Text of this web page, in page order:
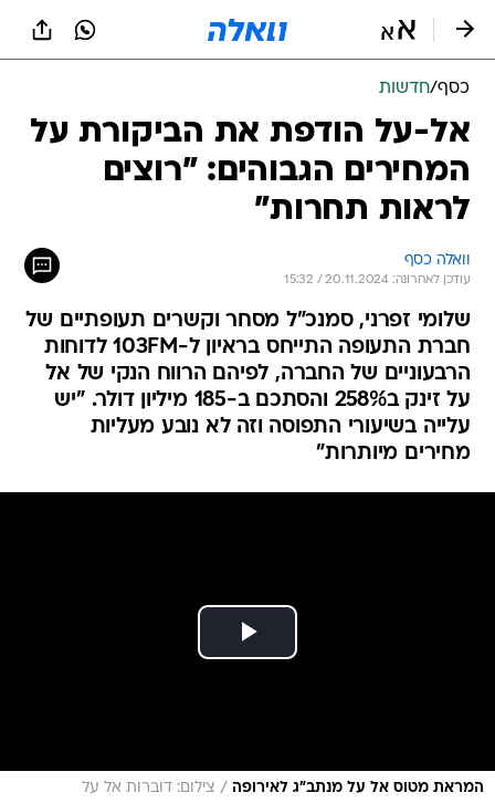
כסף/חדשות
אל-על הודפת את הביקורת על
המחירים הגבוהים: "רוצים
לראות תחרות"
וואלה כסף
עודכן לאחרונה: 20.11.2024 / 15:32
שלומי זפרני, סמנכ"ל מסחר וקשרים תעופתיים של
חברת התעופה התייחס בראיון ל-103FM לדוחות
הרבעוניים של החברה, לפיהם הרווח הנקי של אל
על זינק ב258% והסתכם ב-185 מיליון דולר. "יש
עלייה בשיעורי התפוסה וזה לא נובע מעליות
מחירים מיותרות"
המראת מטוס אל על מנתב"ג לאירופה / צילום: דוברות אל על